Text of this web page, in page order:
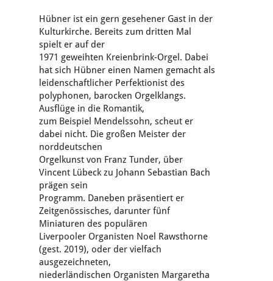
Hübner ist ein gern gesehener Gast in der
Kulturkirche. Bereits zum dritten Mal
spielt er auf der
1971 geweihten Kreienbrink-Orgel. Dabei
hat sich Hübner einen Namen gemacht als
leidenschaftlicher Perfektionist des
polyphonen, barocken Orgelklangs.
Ausflüge in die Romantik,
zum Beispiel Mendelssohn, scheut er
dabei nicht. Die großen Meister der
norddeutschen
Orgelkunst von Franz Tunder, über
Vincent Lübeck zu Johann Sebastian Bach
prägen sein
Programm. Daneben präsentiert er
Zeitgenössisches, darunter fünf
Miniaturen des populären
Liverpooler Organisten Noel Rawsthorne
(gest. 2019), oder der vielfach
ausgezeichneten,
niederländischen Organisten Margaretha